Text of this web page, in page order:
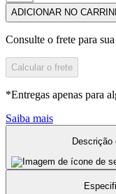
ADICIONAR NO
Consulte o frete para
Calcular o frete
*Entregas apenas para
Saiba mais
Descrição